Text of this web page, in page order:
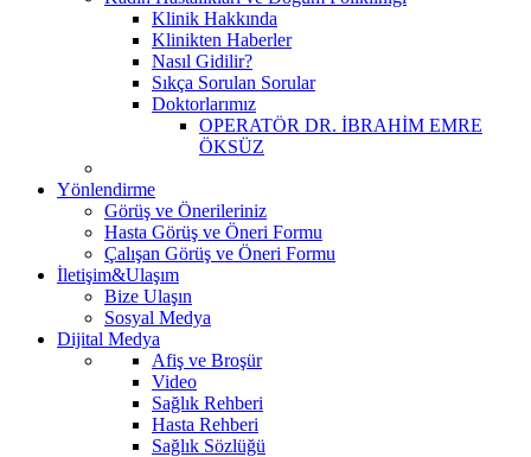
Klinik Hakkında
Klinikten Haberler
Nasıl Gidilir?
Sıkça Sorulan Sorular
Doktorlarımız
OPERATÖR DR. İBRAHİM EMRE
ÖKSÜZ
Yönlendirme
Görüş ve Önerileriniz
Hasta Görüş ve Öneri Formu
Çalışan Görüş ve Öneri Formu
İletişim&Ulaşım
Bize Ulaşın
Sosyal Medya
Dijital Medya
Afiş ve Broşür
Video
Sağlık Rehberi
Hasta Rehberi
Sağlık Sözlüğü